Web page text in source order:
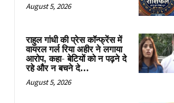
August 5, 2026
राहुल गांधी की प्रेस कॉन्फ्रेंस में
वायरल गर्ल रिया अहीर ने लगाया
आरोप, कहा- बेटियों को न पढ़ने दे
रहे और न बचने दे...
August 5, 2026